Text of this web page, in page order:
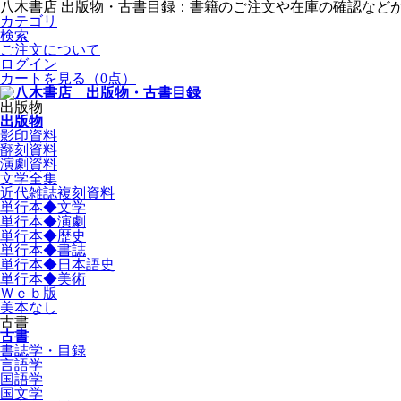
八木書店 出版物・古書目録：書籍のご注文や在庫の確認など
カテゴリ
検索
ご注文について
ログイン
カートを見る
（0点）
出版物
出版物
影印資料
翻刻資料
演劇資料
文学全集
近代雑誌複刻資料
単行本◆文学
単行本◆演劇
単行本◆歴史
単行本◆書誌
単行本◆日本語史
単行本◆美術
Ｗｅｂ版
美本なし
古書
古書
書誌学・目録
言語学
国語学
国文学